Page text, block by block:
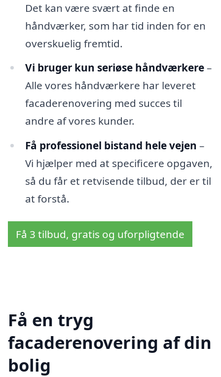
Det kan være svært at finde en
håndværker, som har tid inden for en
overskuelig fremtid.
Vi bruger kun seriøse håndværkere–
Alle vores håndværkere har leveret
facaderenovering med succes til
andre af vores kunder.
Få professionel bistand hele vejen –
Vi hjælper med at specificere opgaven,
så du får et retvisende tilbud, der er til
at forstå.
Få 3 tilbud, gratis og uforpligtende
Få en tryg
facaderenovering af din
bolig